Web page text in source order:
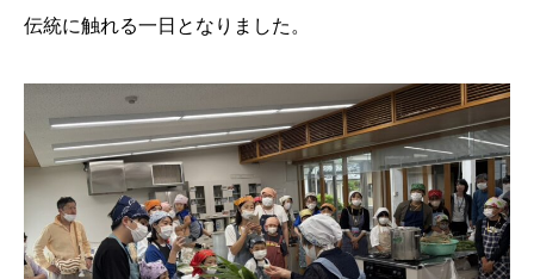
伝統に触れる一日となりました。